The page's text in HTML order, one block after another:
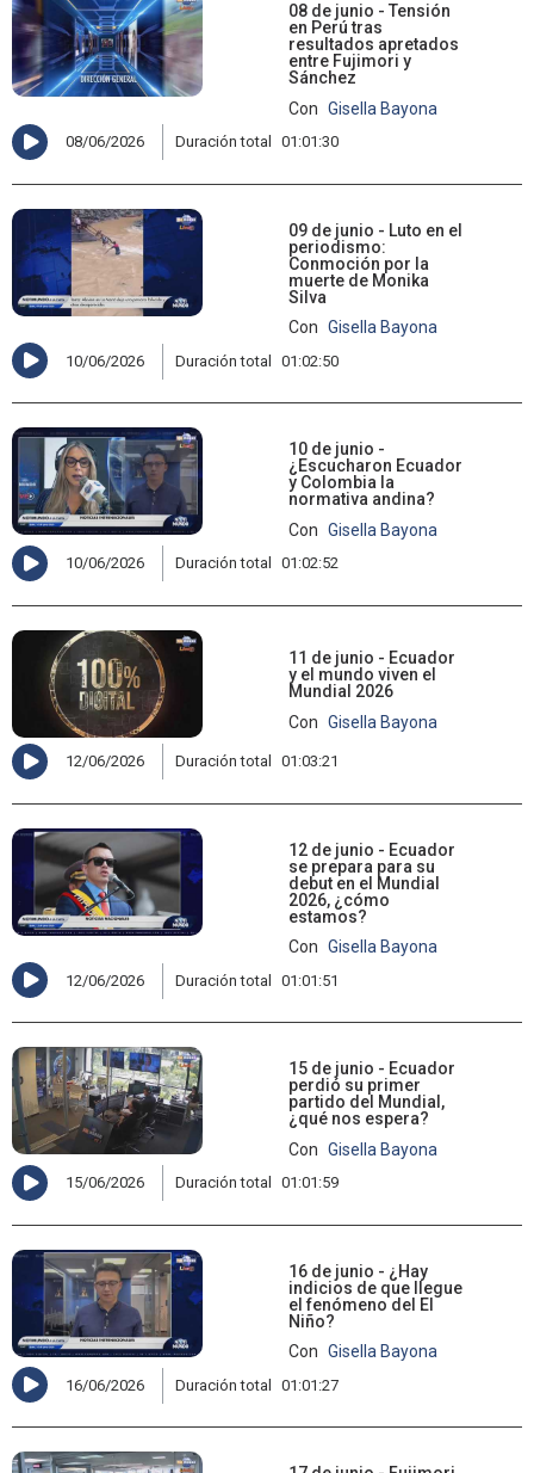
08 de junio - Tensión
en Perú tras
resultados apretados
entre Fujimori y
Sánchez
Con Gisella Bayona
08/06/2026 Duración total 01:01:30
09 de junio - Luto en el
periodismo:
Conmoción por la
muerte de Monika
Silva
Con Gisella Bayona
10/06/2026 Duración total 01:02:50
10 de junio -
¿Escucharon Ecuador
y Colombia la
normativa andina?
Con Gisella Bayona
10/06/2026 Duración total 01:02:52
11 de junio - Ecuador
y el mundo viven el
Mundial 2026
Con Gisella Bayona
12/06/2026 Duración total 01:03:21
12 de junio - Ecuador
se prepara para su
debut en el Mundial
2026, ¿cómo
estamos?
Con Gisella Bayona
12/06/2026 Duración total 01:01:51
15 de junio - Ecuador
perdió su primer
partido del Mundial,
¿qué nos espera?
Con Gisella Bayona
15/06/2026 Duración total 01:01:59
16 de junio - ¿Hay
indicios de que llegue
el fenómeno del El
Niño?
Con Gisella Bayona
16/06/2026 Duración total 01:01:27